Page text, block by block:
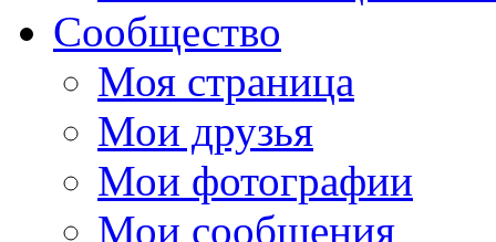
Сообщество
Моя страница
Мои друзья
Мои фотографии
Мои сообщения